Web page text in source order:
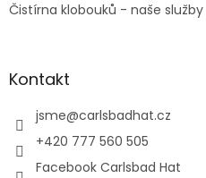
Čistírna klobouků - naše
Kontakt
jsme@carlsbadhat.cz
+420 777 560 505
Facebook Carlsbad Hat